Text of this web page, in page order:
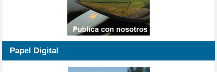
Papel Digital